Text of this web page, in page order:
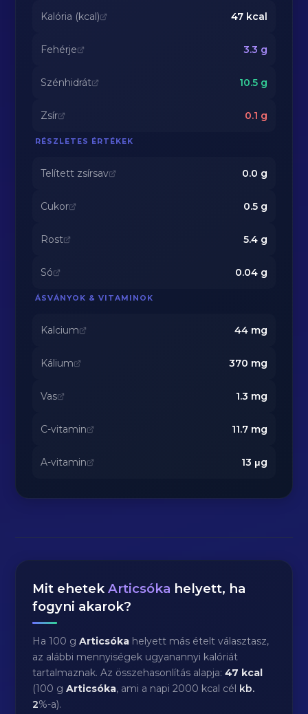
Kalória (kcal) 47kcal
Fehérje 3.3 g
Szénhidrát 10.5g
Zsír 0.1 g
RÉSZLETES ÉRTÉKEK
Telített zsírsav 0.0 g
Cukor 0.5g
Rost 5.4g
Só 0.04g
ÁSVÁNYOK & VITAMINOK
Kalcium 44mg
Kálium 370 mg
Vas 1.3 mg
C-vitamin 11.7mg
A-vitamin 13 μg
Mit ehetekArticsóka helyett, ha
fogyni akarok?
Ha 100 gArticsóka helyett más ételt választasz,
az alábbi mennyiségek ugyanannyi kalóriát
tartalmaznak. Az összehasonlítás alapja:47 kcal
(100 gArticsóka, ami a napi 2000 kcal cél kb.
2%-a).